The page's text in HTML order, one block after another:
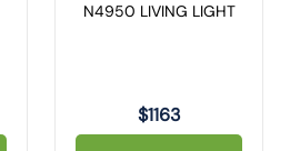
N4950 LIVING LIGHT
$1163